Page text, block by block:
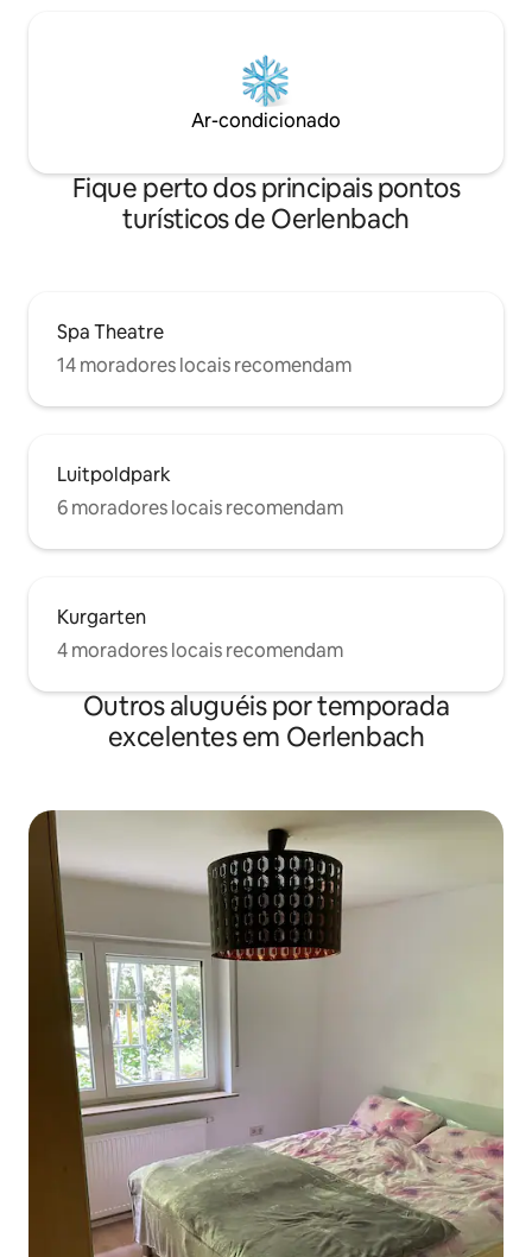
Ar-condicionado
Fique perto dos principais pontos
turísticos de Oerlenbach
Spa Theatre
14 moradores locais recomendam
Luitpoldpark
6 moradores locais recomendam
Kurgarten
4 moradores locais recomendam
Outros aluguéis por temporada
excelentes em Oerlenbach